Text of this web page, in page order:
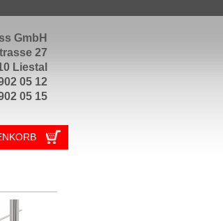
GmbH
27
Liestal
05 12
05 15